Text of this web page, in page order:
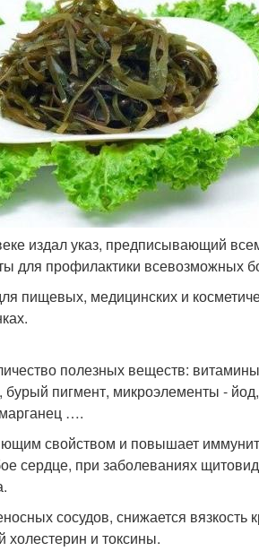
издал указ, предписывающий
для профилактики всевозможных
пищевых, медицинских и
полезных веществ:
пигмент, микроэлементы -
….
свойством и повышает
сердце, при заболеваниях
сосудов, снижается
холестерин и токсины.